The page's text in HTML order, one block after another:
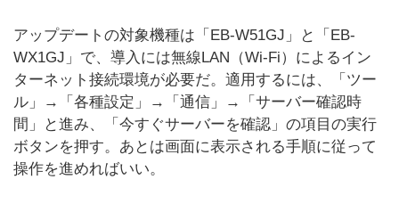
アップデートの対象機種は「EB-W51GJ」と「EB-
WX1GJ」で、導入には無線LAN（Wi-Fi）によるイン
ターネット接続環境が必要だ。適用するには、「ツー
ル」→「各種設定」→「通信」→「サーバー確認時
間」と進み、「今すぐサーバーを確認」の項目の実行
ボタンを押す。あとは画面に表示される手順に従って
操作を進めればいい。